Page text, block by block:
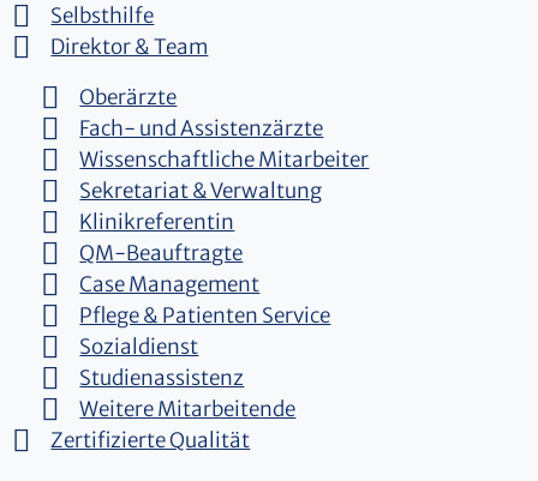
Selbsthilfe
Direktor & Team
Oberärzte
Fach- und Assistenzärzte
Wissenschaftliche Mitarbeiter
Sekretariat & Verwaltung
Klinikreferentin
QM-Beauftragte
Case Management
Pflege & Patienten Service
Sozialdienst
Studienassistenz
Weitere Mitarbeitende
Zertifizierte Qualität